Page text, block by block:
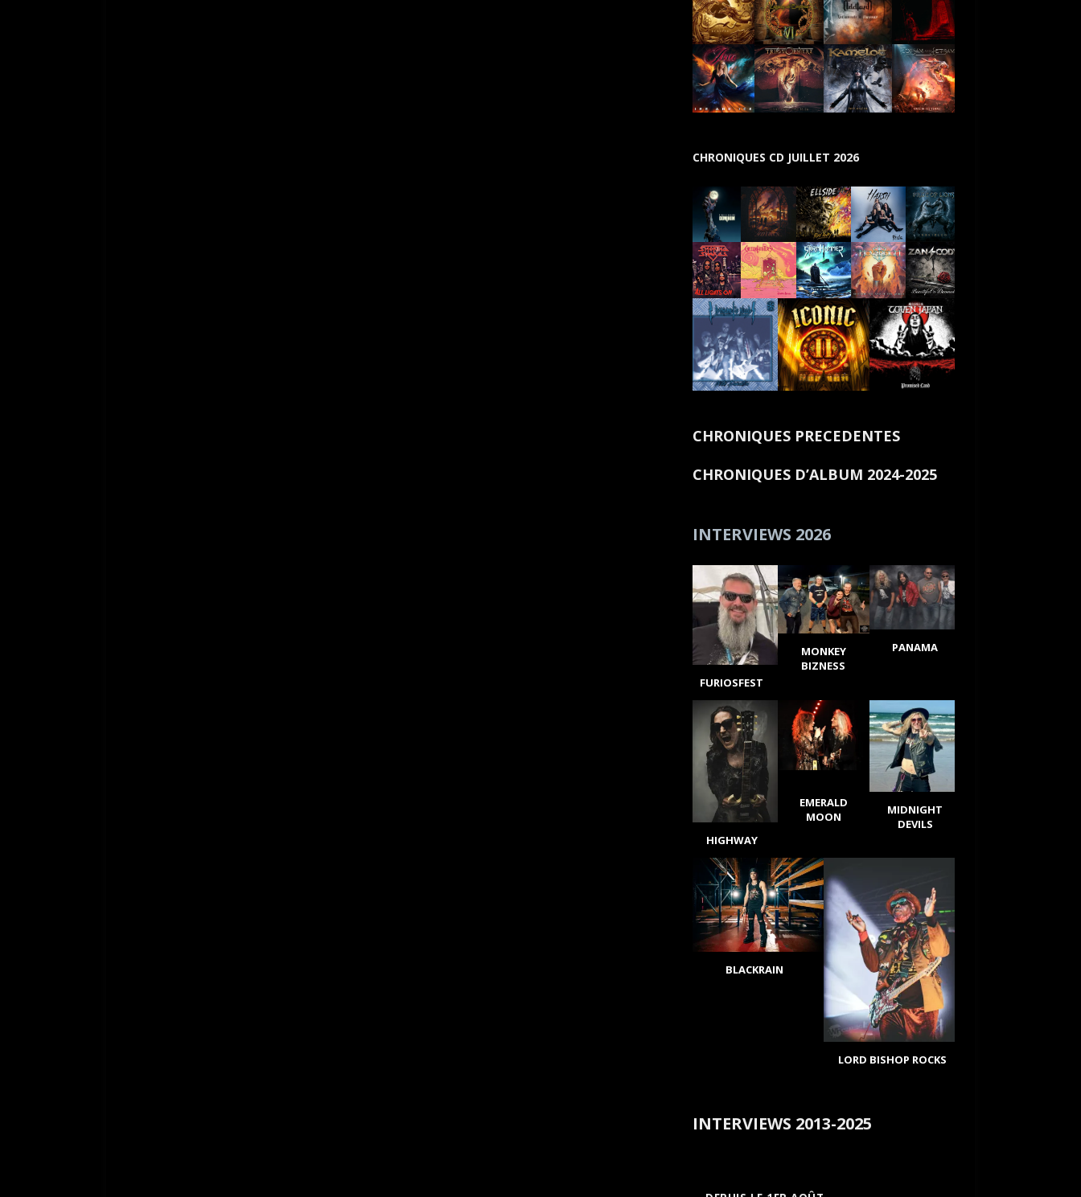
CHRONIQUES CD JUILLET 2026
CHRONIQUES PRECEDENTES
CHRONIQUES D’ALBUM 2024-2025
INTERVIEWS 2026
FURIOSFEST
MONKEY
BIZNESS
PANAMA
HIGHWAY
EMERALD
MOON
MIDNIGHT
DEVILS
BLACKRAIN
LORD BISHOP ROCKS
INTERVIEWS 2013-2025